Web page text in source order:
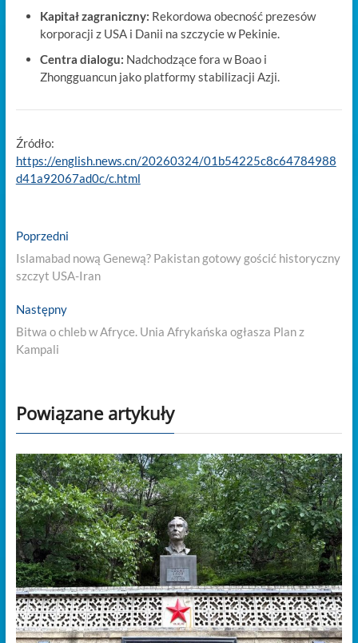
Kapitał zagraniczny: Rekordowa obecność prezesów
korporacji z USA i Danii na szczycie w Pekinie.
Centra dialogu: Nadchodzące fora w Boao i
Zhongguancun jako platformy stabilizacji Azji.
Źródło:
https://english.news.cn/20260324/01b54225c8c64784988
d41a92067ad0c/c.html
Nawigacja
wpisu
PoprzedniPrevious
post:
Islamabad nową Genewą? Pakistan gotowy gościć historyczny
szczyt USA-Iran
NastępnyNext
post:
Bitwa o chleb w Afryce. Unia Afrykańska ogłasza Plan z
Kampali
Powiązane artykuły